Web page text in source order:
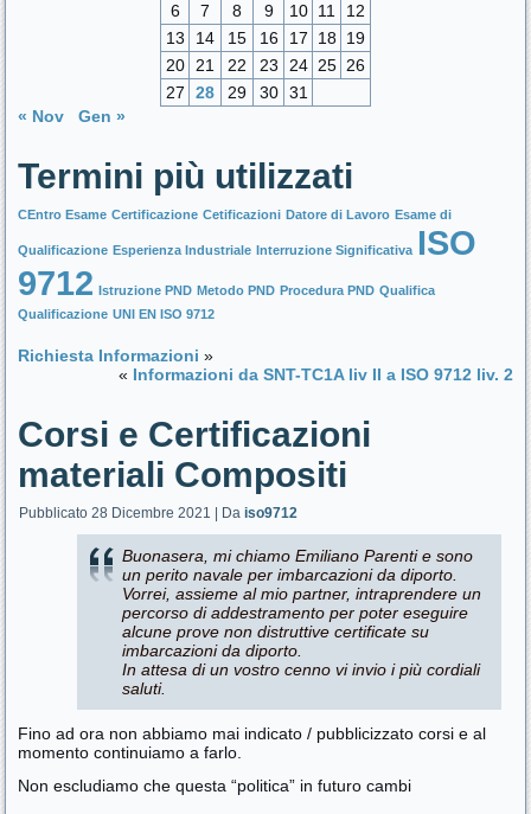
6
7 8 9 10 11
12
13
14 15 16 17 18 19
20 21 22 23 24 25 26
27
28 29 30 31
« Nov
Gen »
Termini più utilizzati
CEntro Esame Certificazione Cetificazioni Datore di Lavoro Esame di
Qualificazione Esperienza Industriale Interruzione Significativa ISO
9712
Istruzione PND Metodo PND Procedura PND Qualifica
Qualificazione UNI EN ISO 9712
Richiesta Informazioni »
« Informazioni da SNT-TC1A liv II a ISO 9712 liv. 2
Corsi e Certificazioni
materiali Compositi
Pubblicato 28 Dicembre 2021 Da iso9712
Buonasera, mi chiamo Emiliano Parenti e sono
un perito navale per imbarcazioni da diporto.
Vorrei, assieme al mio partner, intraprendere un
percorso di addestramento per poter eseguire
alcune prove non distruttive certificate su
imbarcazioni da diporto.
In attesa di un vostro cenno vi invio i più cordiali
saluti.
Fino ad ora non abbiamo mai indicato / pubblicizzato corsi e al
momento continuiamo a farlo.
Non escludiamo che questa “politica” in futuro cambi